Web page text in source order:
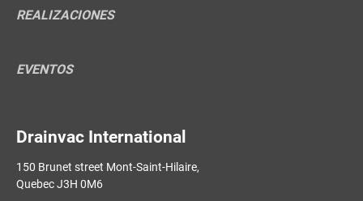
REALIZACIONES
EVENTOS
Drainvac International
150 Brunet street Mont-Saint-Hilaire,
Quebec J3H 0M6